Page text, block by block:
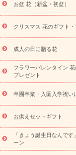
お盆（新盆・初盆）
寄せギフト
ビジネ
プリザーブドフラワー
花束
スタンド花
蘭・花鉢
ミディ胡
の青色胡蝶蘭
観葉
ドフラワー
お祝い
ミオーダー
プチギ
eギフト
花キューピ
レンジ
レッド お
算から探す
お祝い
お祝い・5000円～
お供え・お悔やみ
悔やみ・5000円～
お盆 花（新盆・初盆）
クリスマス 花のギフト・
成人の日に贈る花
フラワーバレンタイン 花
プレゼント
卒園卒業・入園入学祝い
お供えセットギフト
「きょう誕生日なんです
ーン